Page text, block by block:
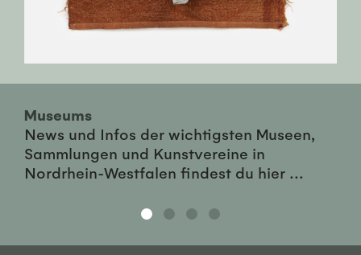
Museums
News und Infos der wichtigsten Museen,
Sammlungen und Kunstvereine in
Nordrhein-Westfalen findest du hier ...